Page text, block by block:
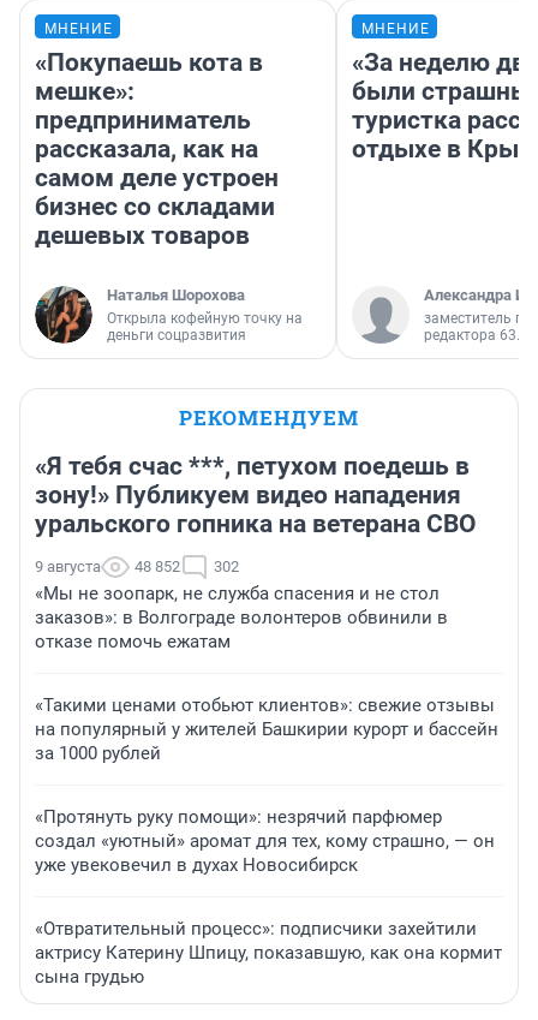
МНЕНИЕ
«Покупаешь кота в
мешке»:
предприниматель
рассказала, как на
самом деле устроен
бизнес со складами
дешевых товаров
Наталья Шорохова
Открыла кофейную точку на
деньги соцразвития
МНЕНИЕ
«За неделю
были
туристка
отдыхе в
Александра
заместитель
редактора 63.RU
РЕКОМЕНДУЕМ
«Я тебя счас ***, петухом поедешь в
зону!» Публикуем видео нападения
уральского гопника на ветерана СВО
9 августа 48 852 302
«Мы не зоопарк, не служба спасения и не стол
заказов»: в Волгограде волонтеров обвинили в
отказе помочь ежатам
«Такими ценами отобьют клиентов»: свежие отзывы
на популярный у жителей Башкирии курорт и бассейн
за 1000 рублей
«Протянуть руку помощи»: незрячий парфюмер
создал «уютный» аромат для тех, кому страшно, — он
уже увековечил в духах Новосибирск
«Отвратительный процесс»: подписчики захейтили
актрису Катерину Шпицу, показавшую, как она кормит
сына грудью